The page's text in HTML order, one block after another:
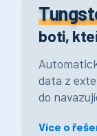
boti,
data z
do
Více o